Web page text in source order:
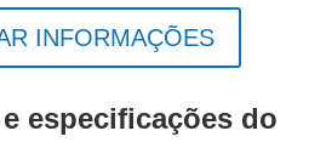
INFORMAÇÕES
especificações do